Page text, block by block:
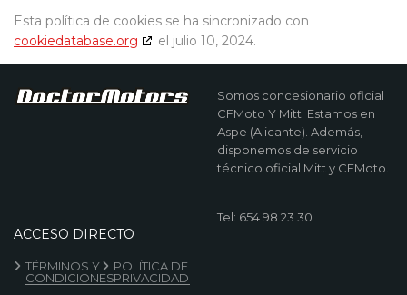
Esta política de cookies se ha sincronizado con
cookiedatabase.org
el julio 10, 2024.
Somos concesionario oficial
CFMoto Y Mitt. Estamos en
Aspe (Alicante). Además,
disponemos de servicio
técnico oficial Mitt y CFMoto.
Tel: 654 98 23 30
ACCESO DIRECTO
TÉRMINOS Y
CONDICIONES
POLÍTICA DE
PRIVACIDAD